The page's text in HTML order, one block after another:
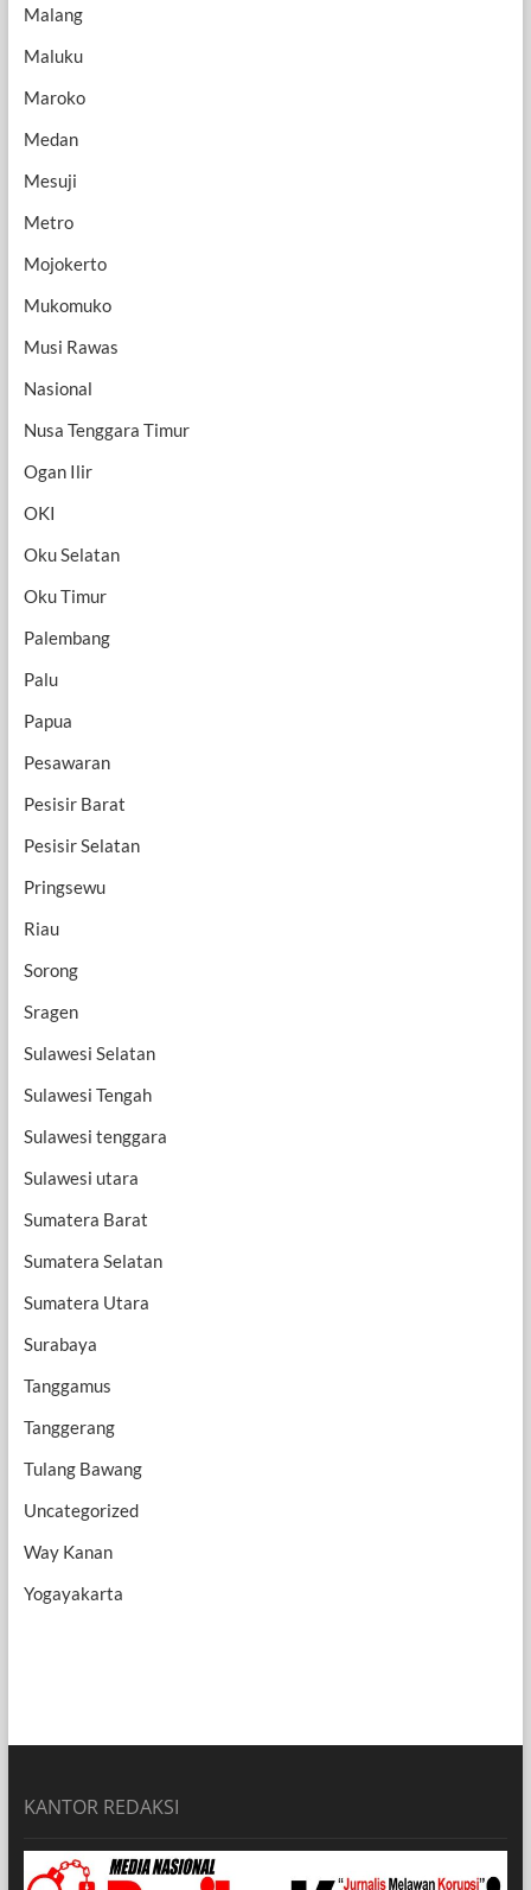
Malang
Maluku
Maroko
Medan
Mesuji
Metro
Mojokerto
Mukomuko
Musi Rawas
Nasional
Nusa Tenggara Timur
Ogan Ilir
OKI
Oku Selatan
Oku Timur
Palembang
Palu
Papua
Pesawaran
Pesisir Barat
Pesisir Selatan
Pringsewu
Riau
Sorong
Sragen
Sulawesi Selatan
Sulawesi Tengah
Sulawesi tenggara
Sulawesi utara
Sumatera Barat
Sumatera Selatan
Sumatera Utara
Surabaya
Tanggamus
Tanggerang
Tulang Bawang
Uncategorized
Way Kanan
Yogayakarta
KANTOR REDAKSI